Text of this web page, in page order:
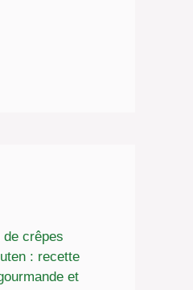
de crêpes
: recette
et